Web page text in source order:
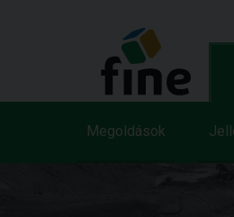
Megoldások